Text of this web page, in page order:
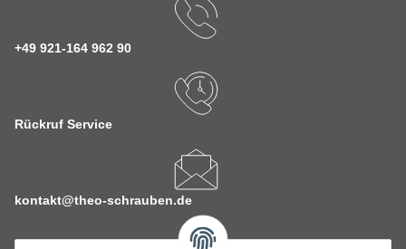
+49 921-164 962 90
Rückruf Service
kontakt@theo-schrauben.de